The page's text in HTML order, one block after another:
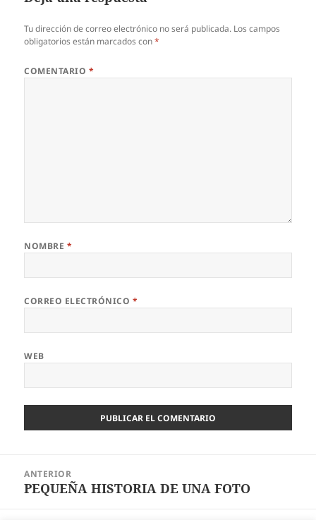
Tu dirección de correo electrónico no será publicada. Los campos
obligatorios están marcados con*
COMENTARIO *
NOMBRE *
CORREO ELECTRÓNICO *
WEB
entradas
ANTERIOR
Entrada
PEQUEÑA HISTORIA DE UNA FOTO